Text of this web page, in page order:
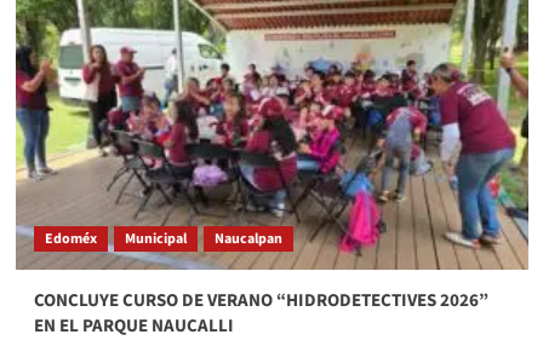
Edoméx Municipal Naucalpan
CONCLUYE CURSO DE VERANO “HIDRODETECTIVES 2026”
EN EL PARQUE NAUCALLI